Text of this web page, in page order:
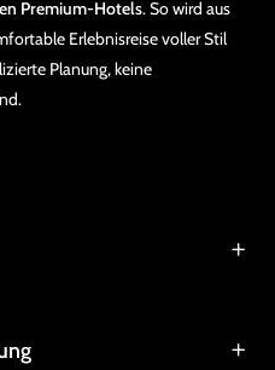
Premium-Hotels. So wird aus
Erlebnisreise voller Stil
Planung, keine